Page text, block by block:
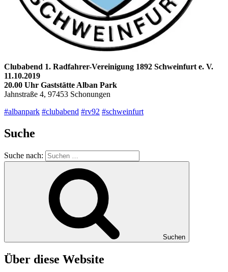
Clubabend 1. Radfahrer-Vereinigung 1892 Schweinfurt e. V.
11.10.2019
20.00 Uhr Gaststätte Alban Park
Jahnstraße 4, 97453 Schonungen
#albanpark #clubabend #rv92 #schweinfurt
Suche
Suche nach:
Suchen
Über diese Website